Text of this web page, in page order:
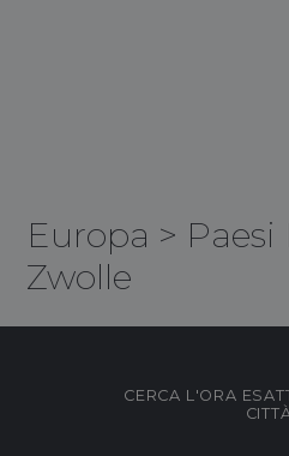
Europa > Paesi
Zwolle
CERCA L'ORA